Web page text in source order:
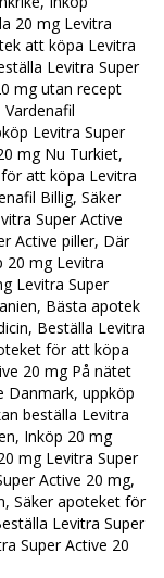
20 mg Levitra
att köpa Levitra
Levitra Super
mg utan recept
Levitra Super
mg Nu Turkiet,
att köpa Levitra
Billig, Säker
Super Active
Active piller, Där
20 mg Levitra
Levitra Super
Bästa apotek
Beställa Levitra
för att köpa
20 mg På nätet
Danmark, uppköp
beställa Levitra
Inköp 20 mg
mg Levitra Super
Active 20 mg,
Säker apoteket för
Levitra Super
Super Active 20